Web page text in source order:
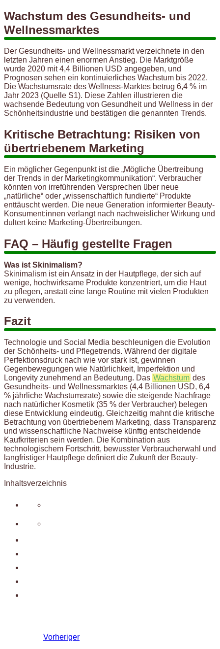
Wachstum des Gesundheits- und
Wellnessmarktes
Der Gesundheits- und Wellnessmarkt verzeichnete in den
letzten Jahren einen enormen Anstieg. Die Marktgröße
wurde 2020 mit 4,4 Billionen USD angegeben, und
Prognosen sehen ein kontinuierliches Wachstum bis 2022.
Die Wachstumsrate des Wellness-Marktes betrug 6,4 % im
Jahr 2023 (Quelle S1). Diese Zahlen illustrieren die
wachsende Bedeutung von Gesundheit und Wellness in der
Schönheitsindustrie und bestätigen die genannten Trends.
Kritische Betrachtung: Risiken von
übertriebenem Marketing
Ein möglicher Gegenpunkt ist die „Mögliche Übertreibung
der Trends in der Marketingkommunikation“. Verbraucher
könnten von irreführenden Versprechen über neue
„natürliche“ oder „wissenschaftlich fundierte“ Produkte
enttäuscht werden. Die neue Generation informierter Beauty-
Konsument:innen verlangt nach nachweislicher Wirkung und
dultert keine Marketing-Übertreibungen.
FAQ – Häufig gestellte Fragen
Was ist Skinimalism?
Skinimalism ist ein Ansatz in der Hautpflege, der sich auf
wenige, hochwirksame Produkte konzentriert, um die Haut
zu pflegen, anstatt eine lange Routine mit vielen Produkten
zu verwenden.
Fazit
Technologie und Social Media beschleunigen die Evolution
der Schönheits- und Pflegetrends. Während der digitale
Perfektionsdruck nach wie vor stark ist, gewinnen
Gegenbewegungen wie Natürlichkeit, Imperfektion und
Longevity zunehmend an Bedeutung. Das Wachstum des
Gesundheits- und Wellnessmarktes (4,4 Billionen USD, 6,4
% jährliche Wachstumsrate) sowie die steigende Nachfrage
nach natürlicher Kosmetik (35 % der Verbraucher) belegen
diese Entwicklung eindeutig. Gleichzeitig mahnt die kritische
Betrachtung von übertriebenem Marketing, dass Transparenz
und wissenschaftliche Nachweise künftig entscheidende
Kaufkriterien sein werden. Die Kombination aus
technologischem Fortschritt, bewusster Verbraucherwahl und
langfristiger Hautpflege definiert die Zukunft der Beauty-
Industrie.
Inhaltsverzeichnis
Vorheriger